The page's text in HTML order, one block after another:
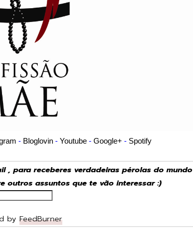
- Bloglovin - Youtube - Google+ - Spotify
, para receberes verdadeiras pérolas do mundo
outros assuntos que te vão interessar :)
by FeedBurner